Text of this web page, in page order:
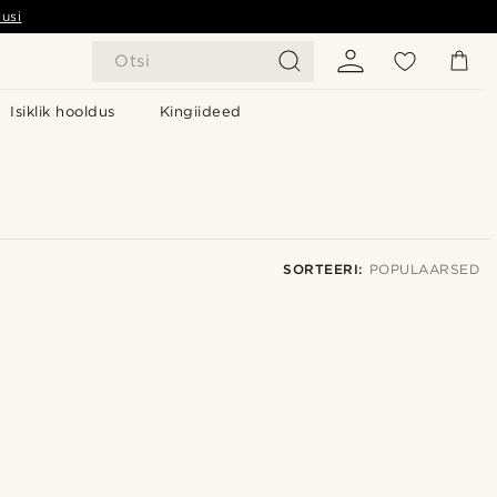
Otsi
Isiklik hooldus Kingiideed
SORTEERI: POPULAARSED